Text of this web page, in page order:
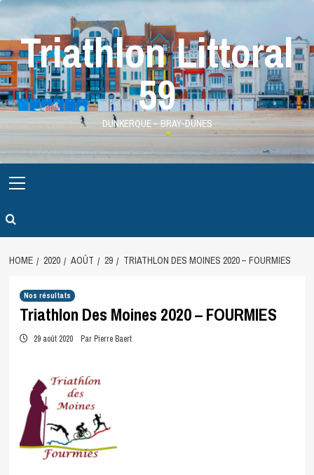
Skip
contentTriathlon Littoral
59
DUNKERQUE – BRAY-DUNES
Menu
HOME 2020 AOÛT 29 TRIATHLON DES MOINES 2020 – FOURMIES
Nos résultats
Triathlon Des Moines 2020 – FOURMIES
29 août 2020 Par Pierre Baert